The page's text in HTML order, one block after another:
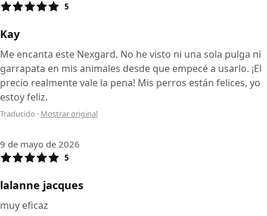
5
Kay
Me encanta este Nexgard. No he visto ni una sola pulga ni
garrapata en mis animales desde que empecé a usarlo. ¡El
precio realmente vale la pena! Mis perros están felices, yo
estoy feliz.
Traducido · Mostrar original
9 de mayo de 2026
5
lalanne jacques
muy eficaz